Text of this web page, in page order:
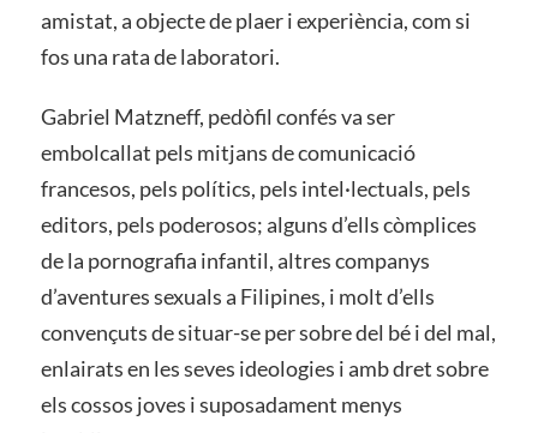
amistat, a objecte de plaer i experiència, com si
fos una rata de laboratori.
Gabriel Matzneff, pedòfil confés va ser
embolcallat pels mitjans de comunicació
francesos, pels polítics, pels intel·lectuals, pels
editors, pels poderosos; alguns d’ells còmplices
de la pornografia infantil, altres companys
d’aventures sexuals a Filipines, i molt d’ells
convençuts de situar-se per sobre del bé i del mal,
enlairats en les seves ideologies i amb dret sobre
els cossos joves i suposadament menys